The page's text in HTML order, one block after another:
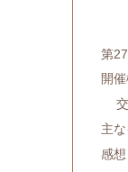
第
開
主
感